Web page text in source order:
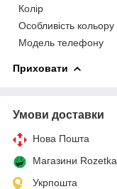
Колір
Особливість кольору
Модель телефону
Приховати
Умови доставки
Нова Пошта
Магазини Rozetka
Укрпошта